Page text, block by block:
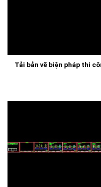
Tải bản vẽ biện pháp thi